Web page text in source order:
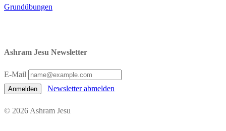
Grundübungen
Ashram Jesu Newsletter
E-Mail
Anmelden Newsletter abmelden
© 2026 Ashram Jesu